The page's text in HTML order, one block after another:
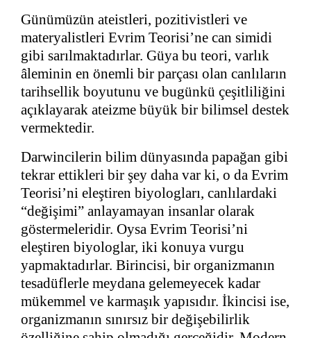
Günümüzün ateistleri, pozitivistleri ve
materyalistleri Evrim Teorisi’ne can simidi
gibi sarılmaktadırlar. Güya bu teori, varlık
âleminin en önemli bir parçası olan canlıların
tarihsellik boyutunu ve bugünkü çeşitliliğini
açıklayarak ateizme büyük bir bilimsel destek
vermektedir.
Darwincilerin bilim dünyasında papağan gibi
tekrar ettikleri bir şey daha var ki, o da Evrim
Teorisi’ni eleştiren biyologları, canlılardaki
“değişimi” anlayamayan insanlar olarak
göstermeleridir. Oysa Evrim Teorisi’ni
eleştiren biyologlar, iki konuya vurgu
yapmaktadırlar. Birincisi, bir organizmanın
tesadüflerle meydana gelemeyecek kadar
mükemmel ve karmaşık yapısıdır. İkincisi ise,
organizmanın sınırsız bir değişebilirlik